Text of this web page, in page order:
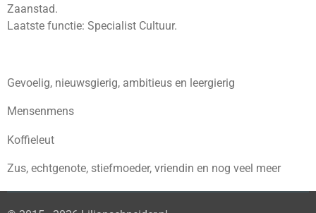
Zaanstad.
Laatste functie: Specialist Cultuur.
Gevoelig, nieuwsgierig, ambitieus en leergierig
Mensenmens
Koffieleut
Zus, echtgenote, stiefmoeder, vriendin en nog veel meer